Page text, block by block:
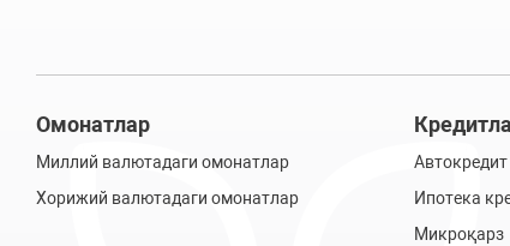
Омонатлар
Миллий валютадаги омонатлар
Хорижий валютадаги омонатлар
Автокредит
Ипотека
Микроқарз